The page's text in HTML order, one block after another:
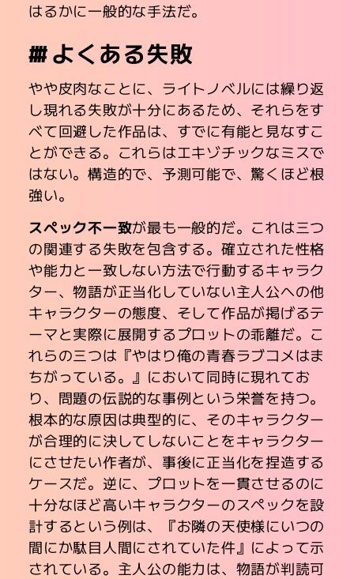
はるかに一般的な手法だ。
よくある失敗
やや皮肉なことに、ライトノベルには繰り返
し現れる失敗が十分にあるため、それらをす
べて回避した作品は、すでに有能と見なすこ
とができる。これらはエキゾチックなミスで
はない。構造的で、予測可能で、驚くほど根
強い。
スペック不一致が最も一般的だ。これは三つ
の関連する失敗を包含する。確立された性格
や能力と一致しない方法で行動するキャラク
ター、物語が正当化していない主人公への他
キャラクターの態度、そして作品が掲げるテ
ーマと実際に展開するプロットの乖離だ。こ
れらの三つは『やはり俺の青春ラブコメはま
ちがっている。』において同時に現れてお
り、問題の伝説的な事例という栄誉を持つ。
根本的な原因は典型的に、そのキャラクター
が合理的に決してしないことをキャラクター
にさせたい作者が、事後に正当化を捏造する
ケースだ。逆に、プロットを一貫させるのに
十分なほど高いキャラクターのスペックを設
計するという例は、『お隣の天使様にいつの
間にか駄目人間にされていた件』によって示
されている。主人公の能力は、物語が判読可